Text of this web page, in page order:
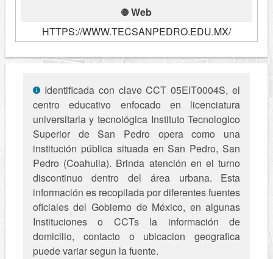
Web
HTTPS://WWW.TECSANPEDRO.EDU.MX/
Identificada con clave CCT 05EIT0004S, el
centro educativo enfocado en licenciatura
universitaria y tecnológica Instituto Tecnologico
Superior de San Pedro opera como una
institución pública situada en San Pedro, San
Pedro (Coahuila). Brinda atención en el turno
discontinuo dentro del área urbana. Esta
información es recopilada por diferentes fuentes
oficiales del Gobierno de México, en algunas
Instituciones o CCTs la información de
domicilio, contacto o ubicacion geografica
puede variar segun la fuente.